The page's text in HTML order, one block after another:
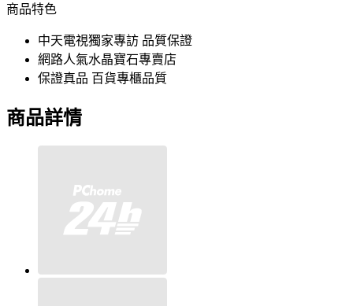
商品特色
中天電視獨家專訪 品質保證
網路人氣水晶寶石專賣店
保證真品 百貨專櫃品質
商品詳情